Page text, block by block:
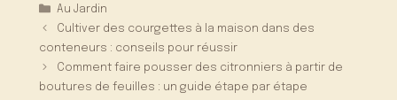
Catégories
Au Jardin
Cultiver des courgettes à la maison dans des
conteneurs : conseils pour réussir
Comment faire pousser des citronniers à partir de
boutures de feuilles : un guide étape par étape